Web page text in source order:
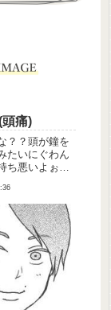
頭痛)
？？頭が鐘を
たいにぐわん
ち悪いよぉ
とかかんとか
た｡ﾟ(つД｀)ﾟ｡
った！市の教
る、不登校の
室に行って